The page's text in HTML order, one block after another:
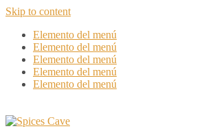
Skip to content
Elemento del menú
Elemento del menú
Elemento del menú
Elemento del menú
Elemento del menú